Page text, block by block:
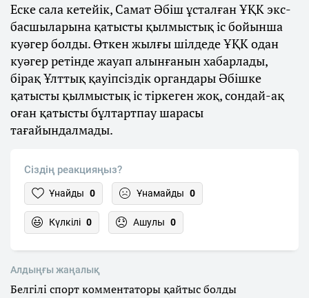
Еске сала кетейік, Самат Әбіш ұсталған ҰҚК экс-
басшыларына қатысты қылмыстық іс бойынша
куәгер болды. Өткен жылғы шілдеде ҰҚК одан
куәгер ретінде жауап алынғанын хабарлады,
бірақ Ұлттық қауіпсіздік органдары Әбішке
қатысты қылмыстық іс тіркеген жоқ, сондай-ақ
оған қатысты бұлтартпау шарасы
тағайындалмады.
Сіздің реакцияңыз?
Ұнайды 0 Ұнамайды 0
Күлкілі 0 Ашулы 0
Алдыңғы жаңалық
Белгілі спорт комментаторы қайтыс болды